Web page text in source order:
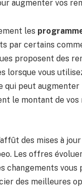
augmenter vos
les
par certains
proposent des
lorsque vous
qui peut augmenter
le montant de
des mises à
Les offres
changements vous
des meilleures